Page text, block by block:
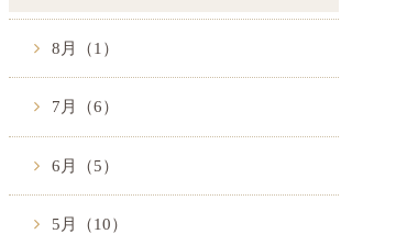
8月（1）
7月（6）
6月（5）
5月（10）